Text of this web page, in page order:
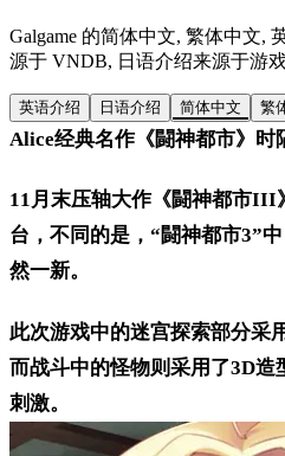
Galgame 的简体中文, 繁体中文,
源于 VNDB, 日语介绍来源于游
英语介绍 日语介绍 简体中文 繁
Alice经典名作《闘神都市》
11月末压轴大作《闘神都市III
台，不同的是，“闘神都市3”
然一新。
此次游戏中的迷宫探索部分采
而战斗中的怪物则采用了3D
刺激。